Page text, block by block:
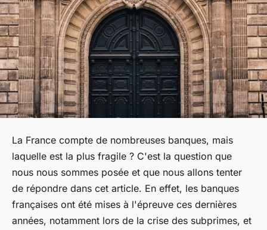
La France compte de nombreuses banques, mais
laquelle est la plus fragile ? C'est la question que
nous nous sommes posée et que nous allons tenter
de répondre dans cet article. En effet, les banques
françaises ont été mises à l'épreuve ces dernières
années, notamment lors de la crise des subprimes, et